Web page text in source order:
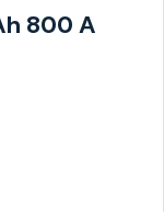
800 A